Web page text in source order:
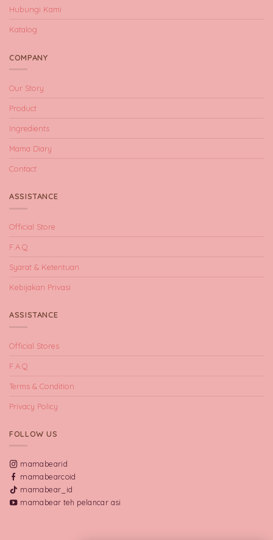
Hubungi Kami
Katalog
COMPANY
Our Story
Product
Ingredients
Mama Diary
Contact
ASSISTANCE
Official Store
F.A.Q
Syarat & Ketentuan
Kebijakan Privasi
ASSISTANCE
Official Stores
F.A.Q
Terms & Condition
Privacy Policy
FOLLOW US
mamabearid
mamabearcoid
mamabear_id
mamabear teh pelancar asi